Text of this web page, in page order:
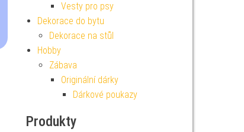
Vesty pro psy
Dekorace do bytu
Dekorace na stůl
Hobby
Zábava
Originální dárky
Dárkové poukazy
Produkty